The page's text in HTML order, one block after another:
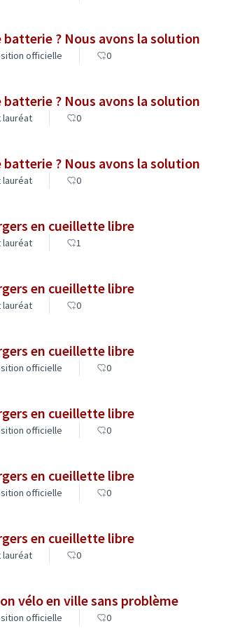
batterie ? Nous avons la solution
officielle 0
batterie ? Nous avons la solution
lauréat 0
batterie ? Nous avons la solution
lauréat 0
en cueillette libre
lauréat 1
en cueillette libre
lauréat 0
en cueillette libre
officielle 0
en cueillette libre
officielle 0
en cueillette libre
officielle 0
en cueillette libre
lauréat 0
vélo en ville sans problème
officielle 0